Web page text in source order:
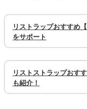
リストラップおすすめ
をサポート
リストストラップおす
も紹介！